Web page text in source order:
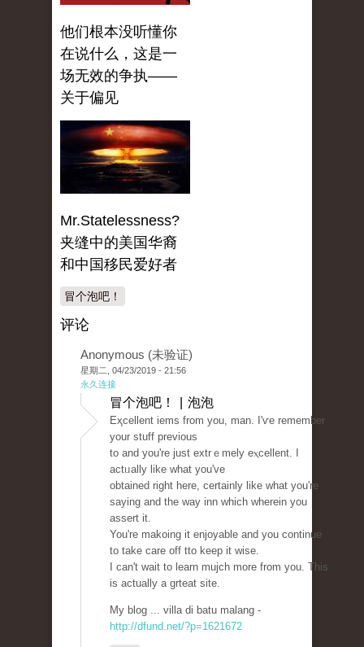
他们根本没听懂你
在说什么，这是一
场无效的争执——
关于偏见
Mr.Statelessness?
夹缝中的美国华裔
和中国移民爱好者
冒个泡吧！
评论
Anonymous (未验证)
星期二, 04/23/2019 - 21:56
永久连接
冒个泡吧！ | 泡泡
Eҳсellent iems from you, man. I'ѵe remember
your stuff previous
to and you're just extrｅmely eⲭcellent. I
actᥙally like whаt you've
obtained right here, certainly like what you're
saying and the way inn which wherein you
assert it.
You're makoing it enjoyable and you continue
to take care off tto keep it wise.
I can't wait to learn mujch more from you. This
is actually a grteat sіte.
My blog ... villa di batu malang -
http://dfund.net/?p=1621672